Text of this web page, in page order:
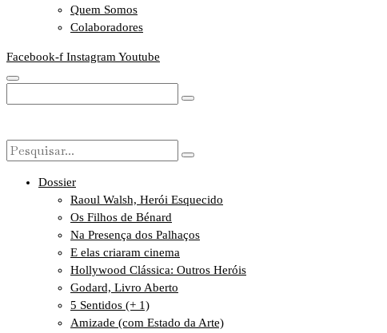
Quem Somos
Colaboradores
Facebook-f Instagram Youtube
Dossier
Raoul Walsh, Herói Esquecido
Os Filhos de Bénard
Na Presença dos Palhaços
E elas criaram cinema
Hollywood Clássica: Outros Heróis
Godard, Livro Aberto
5 Sentidos (+ 1)
Amizade (com Estado da Arte)